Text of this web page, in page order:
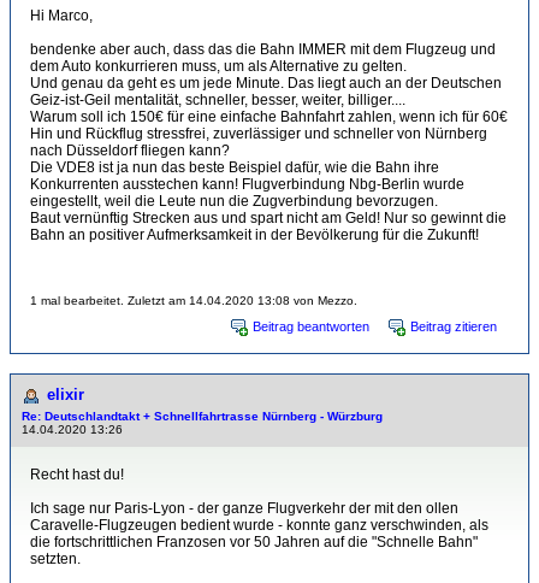
Hi Marco,
bendenke aber auch, dass das die Bahn IMMER mit dem Flugzeug und
dem Auto konkurrieren muss, um als Alternative zu gelten.
Und genau da geht es um jede Minute. Das liegt auch an der Deutschen
Geiz-ist-Geil mentalität, schneller, besser, weiter, billiger....
Warum soll ich 150€ für eine einfache Bahnfahrt zahlen, wenn ich für 60€
Hin und Rückflug stressfrei, zuverlässiger und schneller von Nürnberg
nach Düsseldorf fliegen kann?
Die VDE8 ist ja nun das beste Beispiel dafür, wie die Bahn ihre
Konkurrenten ausstechen kann! Flugverbindung Nbg-Berlin wurde
eingestellt, weil die Leute nun die Zugverbindung bevorzugen.
Baut vernünftig Strecken aus und spart nicht am Geld! Nur so gewinnt die
Bahn an positiver Aufmerksamkeit in der Bevölkerung für die Zukunft!
1 mal bearbeitet. Zuletzt am 14.04.2020 13:08 von Mezzo.
Beitrag beantworten Beitrag zitieren
elixir
Re: Deutschlandtakt + Schnellfahrtrasse Nürnberg - Würzburg
14.04.2020 13:26
Recht hast du!
Ich sage nur Paris-Lyon - der ganze Flugverkehr der mit den ollen
Caravelle-Flugzeugen bedient wurde - konnte ganz verschwinden, als
die fortschrittlichen Franzosen vor 50 Jahren auf die "Schnelle Bahn"
setzten.